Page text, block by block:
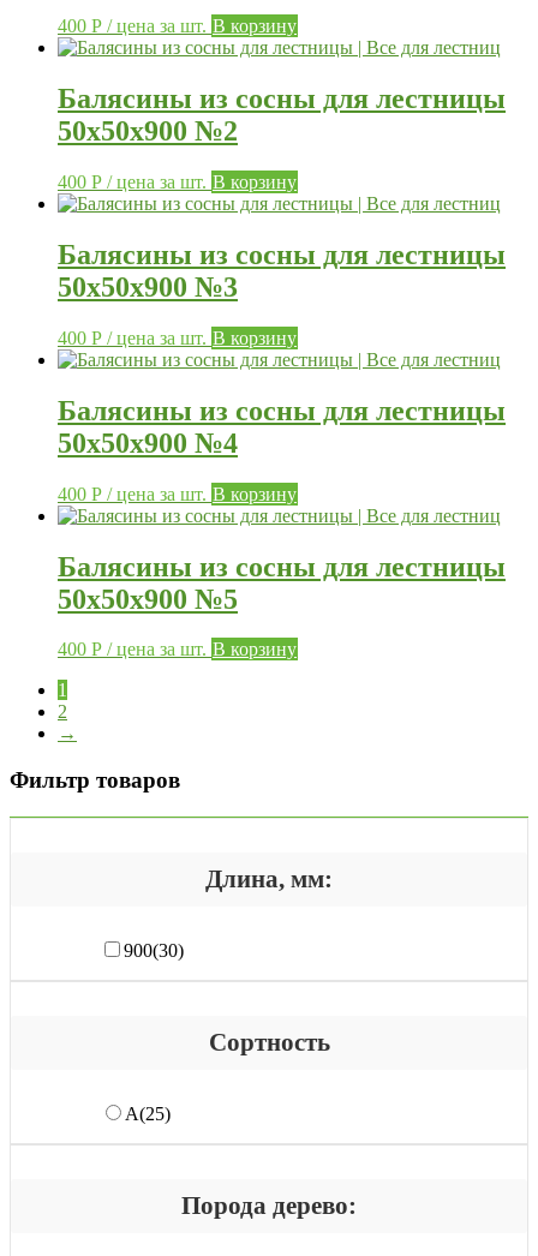
400 Р / цена за шт. В корзину
Балясины из сосны для лестницы
50х50х900 №2
400 Р / цена за шт. В корзину
Балясины из сосны для лестницы
50х50х900 №3
400 Р / цена за шт. В корзину
Балясины из сосны для лестницы
50х50х900 №4
400 Р / цена за шт. В корзину
Балясины из сосны для лестницы
50х50х900 №5
400 Р / цена за шт. В корзину
1
2
→
Фильтр товаров
Длина, мм:
900(30)
Сортность
А(25)
Порода дерево: